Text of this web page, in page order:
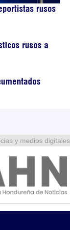
rusos
rusos a
y medios digitales